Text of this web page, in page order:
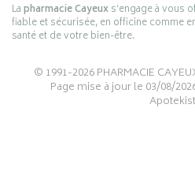
Lapharmacie Cayeuxs’engage à vous
fiable et sécurisée, en officine comme
santé et de votre bien-être.
© 1991-2026PHARMACIE
Page mise à jour le 03/08/